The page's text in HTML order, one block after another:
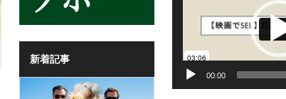
新着記事
00:00